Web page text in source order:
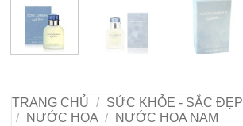
TRANG CHỦ / SỨC KHỎE - SẮC ĐẸP
/
NƯỚC HOA / NƯỚC HOA NAM